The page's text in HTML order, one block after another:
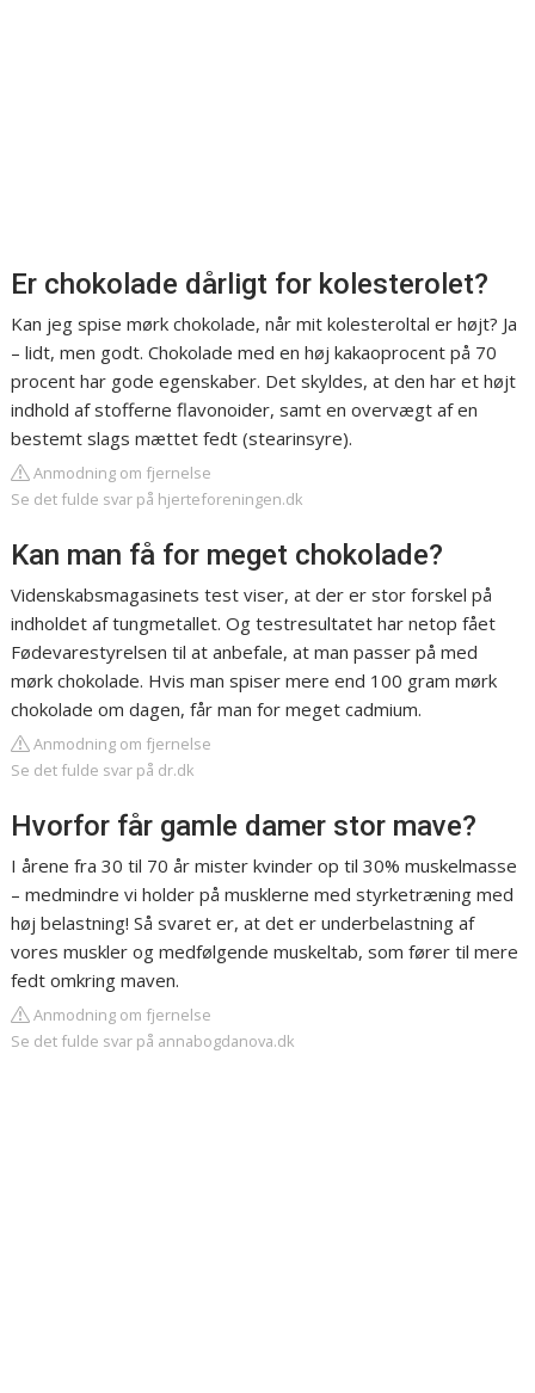
Er chokolade dårligt for kolesterolet?
Kan jeg spise mørk chokolade, når mit kolesteroltal er højt? Ja
– lidt, men godt. Chokolade med en høj kakaoprocent på 70
procent har gode egenskaber. Det skyldes, at den har et højt
indhold af stofferne flavonoider, samt en overvægt af en
bestemt slags mættet fedt (stearinsyre).
Anmodning om fjernelse
Se det fulde svar på hjerteforeningen.dk
Kan man få for meget chokolade?
Videnskabsmagasinets test viser, at der er stor forskel på
indholdet af tungmetallet. Og testresultatet har netop fået
Fødevarestyrelsen til at anbefale, at man passer på med
mørk chokolade. Hvis man spiser mere end 100 gram mørk
chokolade om dagen, får man for meget cadmium.
Anmodning om fjernelse
Se det fulde svar på dr.dk
Hvorfor får gamle damer stor mave?
I årene fra 30 til 70 år mister kvinder op til 30% muskelmasse
– medmindre vi holder på musklerne med styrketræning med
høj belastning! Så svaret er, at det er underbelastning af
vores muskler og medfølgende muskeltab, som fører til mere
fedt omkring maven.
Anmodning om fjernelse
Se det fulde svar på annabogdanova.dk